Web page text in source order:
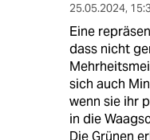
25.05.2024,
Eine
dass nicht
sich auch
wenn sie ihr
in die
Die Grünen